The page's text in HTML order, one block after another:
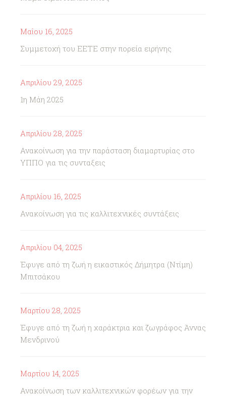
Μαΐου 16, 2025
Συμμετοχή του ΕΕΤΕ στην πορεία ειρήνης
Απριλίου 29, 2025
1η Μάη 2025
Απριλίου 28, 2025
Ανακοίνωση για την παράσταση διαμαρτυρίας στο
ΥΠΠΟ για τις συνταξεις
Απριλίου 16, 2025
Ανακοίνωση για τις καλλιτεχνικές συντάξεις
Απριλίου 04, 2025
Έφυγε από τη ζωή η εικαστικός Δήμητρα (Ντίμη)
Μπιτσάκου
Μαρτίου 28, 2025
Έφυγε από τη ζωή η χαράκτρια και ζωγράφος Άννας
Μενδρινού
Μαρτίου 14, 2025
Ανακοίνωση των καλλιτεχνικών φορέων για την